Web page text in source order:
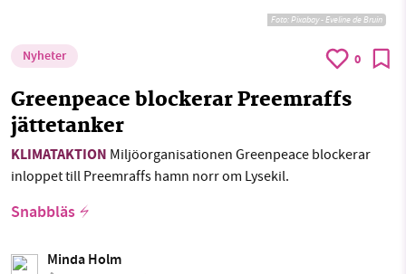
Foto:Pixabay - Eveline de Bruin
Nyheter 0
Greenpeace blockerar Preemraffs
jättetanker
KLIMATAKTION Miljöorganisationen Greenpeace blockerar
inloppet till Preemraffs hamn norr om Lysekil.
Snabbläs
Minda Holm